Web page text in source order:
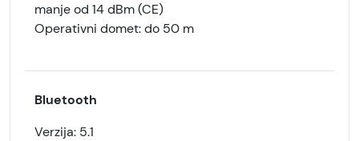
manje od 14 dBm (CE)
Operativni domet: do 50 m
Bluetooth
Verzija: 5.1